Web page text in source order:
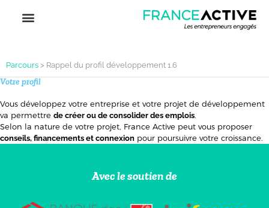
Parcours > Rappel du profil développement 1.6
Votre profil
Vous développez votre entreprise et votre projet de développement
va permettre de créer ou de consolider des emplois.
Selon la nature de votre projet, France Active peut vous proposer
conseils, financements et connexion pour poursuivre votre croissance.
Avec le soutien de